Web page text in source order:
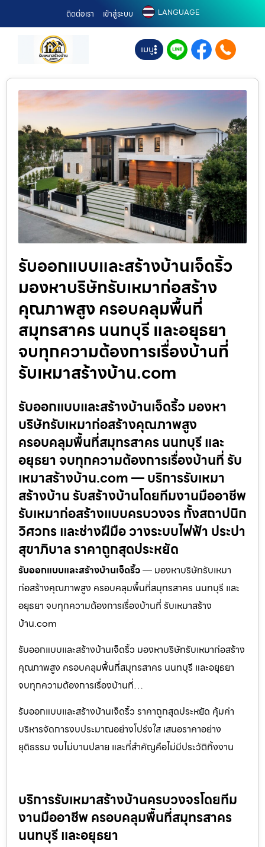
ติดต่อเรา เข้าสู่ระบบ LANGUAGE
เมนู
รับออกแบบและสร้างบ้านเจ็ดริ้ว
มองหาบริษัทรับเหมาก่อสร้าง
คุณภาพสูง ครอบคลุมพื้นที่
สมุทรสาคร นนทบุรี และอยุธยา
จบทุกความต้องการเรื่องบ้านที่
รับเหมาสร้างบ้าน.com
รับออกแบบและสร้างบ้านเจ็ดริ้ว มองหา
บริษัทรับเหมาก่อสร้างคุณภาพสูง
ครอบคลุมพื้นที่สมุทรสาคร นนทบุรี และ
อยุธยา จบทุกความต้องการเรื่องบ้านที่ รับ
เหมาสร้างบ้าน.com — บริการรับเหมา
สร้างบ้าน รับสร้างบ้านโดยทีมงานมืออาชีพ
รับเหมาก่อสร้างแบบครบวงจร ทั้งสถาปนิก
วิศวกร และช่างฝีมือ วางระบบไฟฟ้า ประปา
สุขาภิบาล ราคาถูกสุดประหยัด
รับออกแบบและสร้างบ้านเจ็ดริ้ว— มองหาบริษัทรับเหมา
ก่อสร้างคุณภาพสูง ครอบคลุมพื้นที่สมุทรสาคร นนทบุรี และ
อยุธยา จบทุกความต้องการเรื่องบ้านที่ รับเหมาสร้าง
บ้าน.com
รับออกแบบและสร้างบ้านเจ็ดริ้ว มองหาบริษัทรับเหมาก่อสร้าง
คุณภาพสูง ครอบคลุมพื้นที่สมุทรสาคร นนทบุรี และอยุธยา
จบทุกความต้องการเรื่องบ้านที่…
รับออกแบบและสร้างบ้านเจ็ดริ้ว ราคาถูกสุดประหยัด คุ้มค่า
บริหารจัดการงบประมาณอย่างโปร่งใส เสนอราคาอย่าง
ยุติธรรม งบไม่บานปลาย และที่สำคัญคือไม่มีประวัติทิ้งงาน
บริการรับเหมาสร้างบ้านครบวงจรโดยทีม
งานมืออาชีพ ครอบคลุมพื้นที่สมุทรสาคร
นนทบุรี และอยุธยา